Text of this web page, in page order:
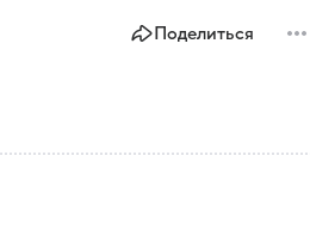
Поделиться